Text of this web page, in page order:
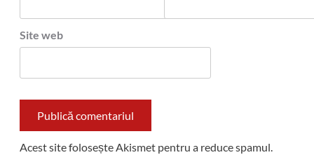
Site web
Acest site folosește Akismet pentru a reduce spamul.